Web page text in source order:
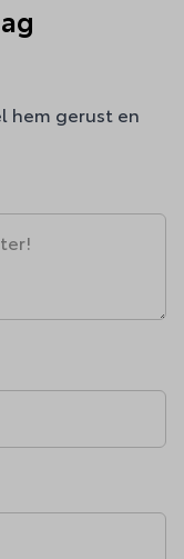
hem gerust en